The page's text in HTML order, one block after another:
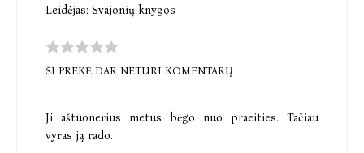
Leidėjas: Svajonių knygos
ŠI PREKĖ DAR NETURI KOMENTARŲ
Ji aštuonerius metus bėgo nuo praeities. Tačiau
vyras ją rado.